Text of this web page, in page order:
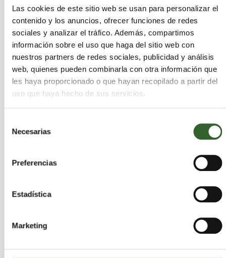
Las cookies de este sitio web se usan para personalizar el
contenido y los anuncios, ofrecer funciones de redes
sociales y analizar el tráfico. Además, compartimos
información sobre el uso que haga del sitio web con
nuestros partners de redes sociales, publicidad y análisis
web, quienes pueden combinarla con otra información que
les haya proporcionado o que hayan recopilado a partir del
uso que haya hecho de sus servicios.
Necesarias
Preferencias
Estadística
Marketing
La Consejera de Medio Ambiente explicó que los
Ayuntamientos asturianos serán los encargados
de poner en marcha ordenanzas locales que
establezcan de forma progresiva la
obligatoriedad de recoger de manera separada la
materia orgánica en los grandes productores
(establecimientos de hostelería, mercados de
de llevar a los comercios a entregar los cartones y
los envases de forma clasificada o de vigilar que
los escombros a un gestor autorizado, entre
Para ayudarles en esta tarea, tal y como estaba
Consistorios una ordenanza tipo de residuos, que
concejo de las medidas previstas en el Plan